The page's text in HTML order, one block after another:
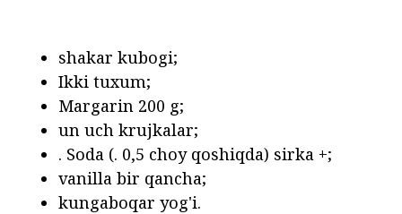
shakar kubogi;
Ikki tuxum;
Margarin 200 g;
un uch krujkalar;
. Soda (. 0,5 choy qoshiqda) sirka +;
vanilla bir qancha;
kungaboqar yog'i.